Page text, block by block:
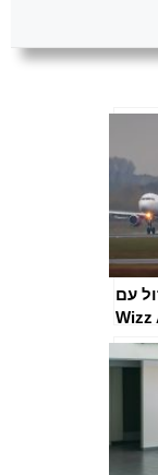
עם
Wizz